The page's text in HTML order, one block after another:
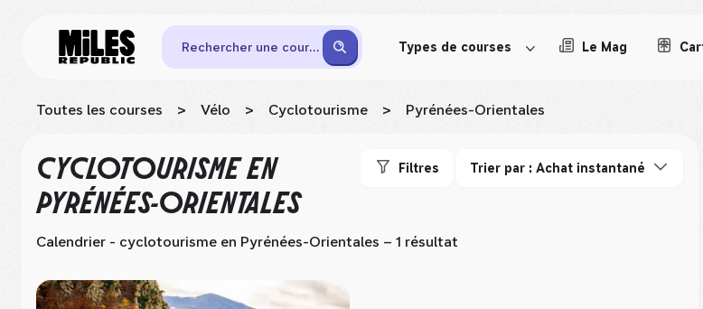
Rechercher une course Types de courses Le Mag
Toutes les courses > Vélo > Cyclotourisme > Pyrénées-Orientales
CYCLOTOURISMEEN
PYRÉNÉES-ORIENTALES
Filtres Trier par : Achat instantané
Calendrier - cyclotourisme en Pyrénées-Orientales – 1 résultat